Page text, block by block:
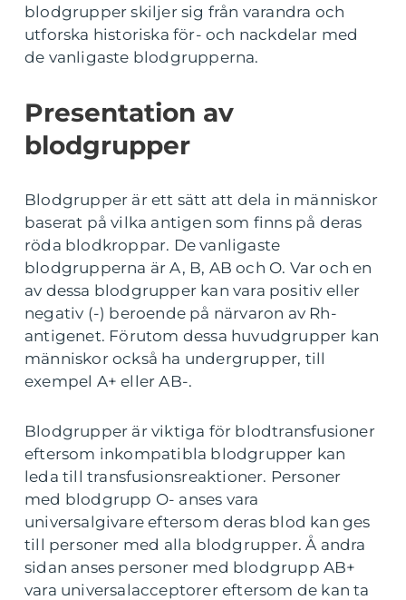
blodgrupper skiljer sig från varandra och
utforska historiska för- och nackdelar med
de vanligaste blodgrupperna.
Presentation av
blodgrupper
Blodgrupper är ett sätt att dela in människor
baserat på vilka antigen som finns på deras
röda blodkroppar. De vanligaste
blodgrupperna är A, B, AB och O. Var och en
av dessa blodgrupper kan vara positiv eller
negativ (-) beroende på närvaron av Rh-
antigenet. Förutom dessa huvudgrupper kan
människor också ha undergrupper, till
exempel A+ eller AB-.
Blodgrupper är viktiga för blodtransfusioner
eftersom inkompatibla blodgrupper kan
leda till transfusionsreaktioner. Personer
med blodgrupp O- anses vara
universalgivare eftersom deras blod kan ges
till personer med alla blodgrupper. Å andra
sidan anses personer med blodgrupp AB+
vara universalacceptorer eftersom de kan ta